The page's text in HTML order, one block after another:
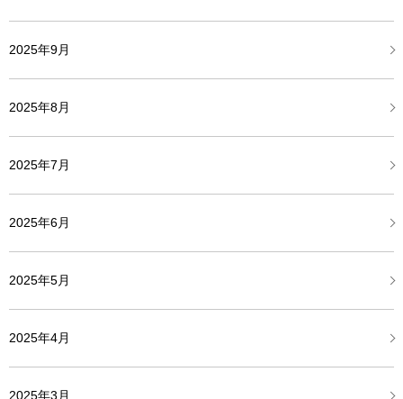
2025年9月
2025年8月
2025年7月
2025年6月
2025年5月
2025年4月
2025年3月